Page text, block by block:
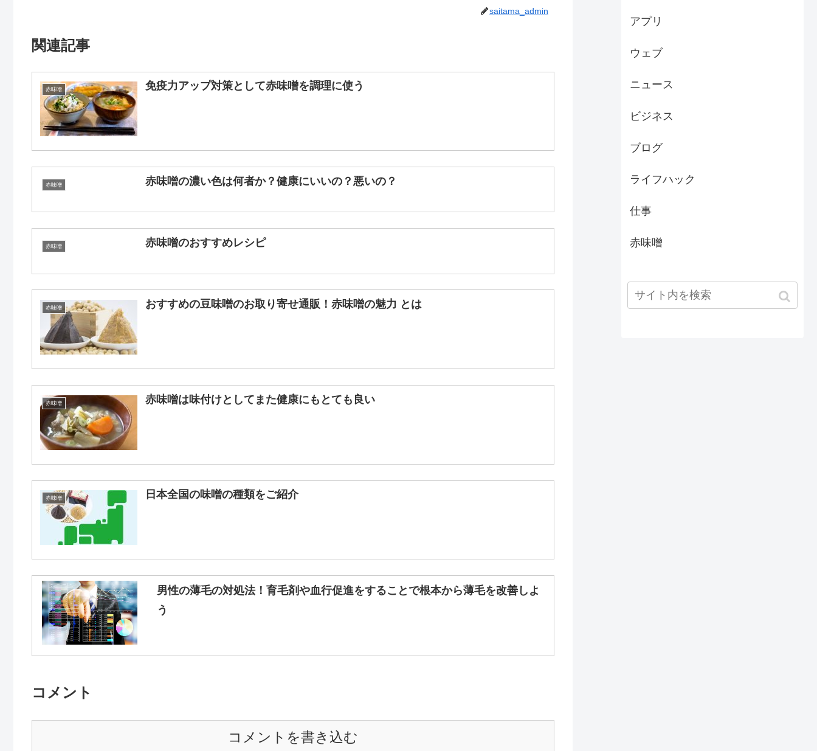
saitama_admin
関連記事
赤味噌 免疫力アップ対策として赤味噌を調理に使う
赤味噌 赤味噌の濃い色は何者か？健康にいいの？悪いの？
赤味噌 赤味噌のおすすめレシピ
赤味噌 おすすめの豆味噌のお取り寄せ通販！赤味噌の魅力 とは
赤味噌 赤味噌は味付けとしてまた健康にもとても良い
赤味噌 日本全国の味噌の種類をご紹介
男性の薄毛の対処法！育毛剤や血行促進をすることで根本から薄毛を改善しよ
う
コメント
コメントを書き込む
アプリ
ウェブ
ニュース
ビジネス
ブログ
ライフハック
仕事
赤味噌